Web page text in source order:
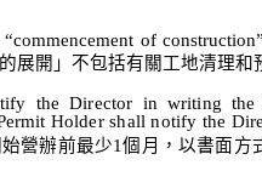
“commencement of construction”
展開」不包括有關工地清理和
the Director in writing the
Holder shall notify the
營辦前最少1個月，以書面方